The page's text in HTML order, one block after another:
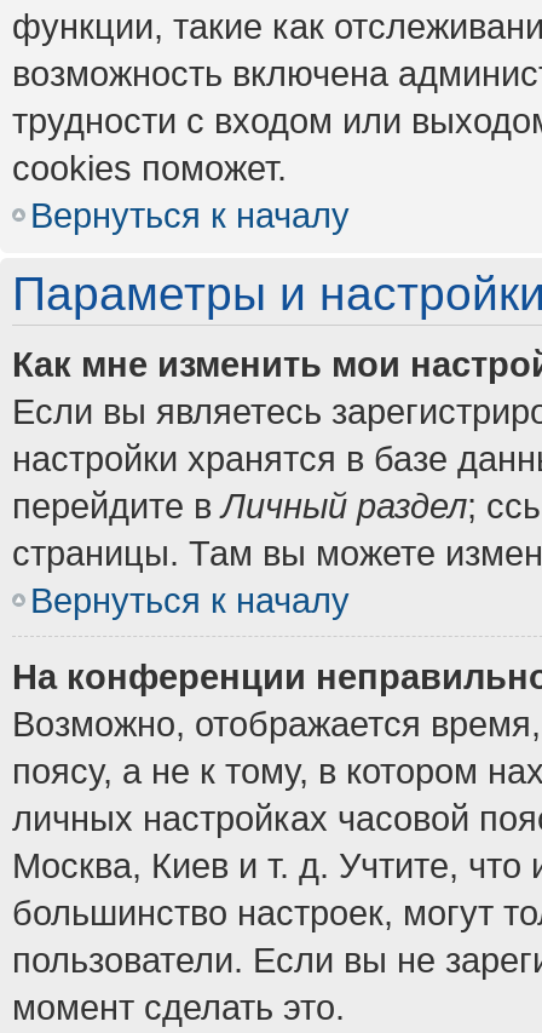
функции, такие как
возможность включена
трудности с входом или
cookies поможет.
Вернуться к началу
Параметры и
Как мне изменить мои
Если вы являетесь
настройки хранятся в базе
перейдите вЛичный раздел;
страницы. Там вы можете
Вернуться к началу
На конференции
Возможно, отображается
поясу, а не к тому, в котором
личных настройках часовой
Москва, Киев и т. д. Учтите, что
большинство настроек, могут
пользователи. Если вы не
момент сделать это.